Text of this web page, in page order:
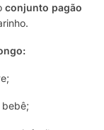
conjunto pagão